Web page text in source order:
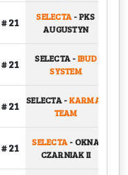
# 21 SELECTA-PKS
AUGUSTYN
# 21 SELECTA-IBUD
SYSTEM
# 21 SELECTA-KARMAT
TEAM
# 21 SELECTA-OKNA
CZARNIAK II